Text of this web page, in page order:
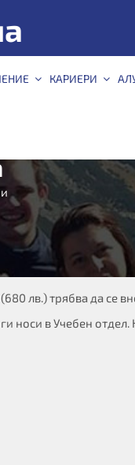
КАРИЕРИ
лв.) трябва да се
носи в Учебен